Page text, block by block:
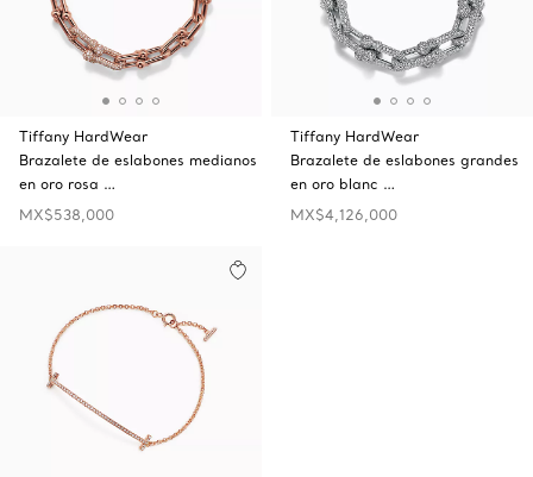
Tiffany HardWear
Brazalete de eslabones medianos
en oro rosa …
MX$538,000
Tiffany HardWear
Brazalete de eslabones grandes
en oro blanc …
MX$4,126,000